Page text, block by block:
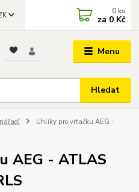
Menu
Hledat
0 ks
za 0 Kč
Uhlíky pro vrtačku AEG -
AEG - ATLAS